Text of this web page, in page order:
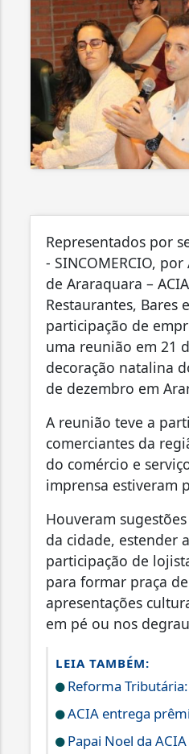
Representados por
- SINCOMERCIO,
de Araraquara –
Restaurantes, Bares
participação de
uma reunião em 21
decoração natalina
de dezembro em
A reunião teve a
comerciantes da
do comércio e
imprensa estiveram
Houveram
da cidade, estender
participação de
para formar praça
apresentações
em pé ou nos
LEIA TAMBÉM:
Reforma
ACIA entrega
Papai Noel da